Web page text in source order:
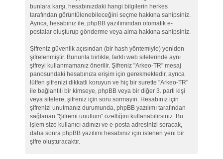
bunlara karşı, hesabınızdaki hangi bilgilerin herkes
tarafından görüntülenebileceğini seçme hakkına sahipsiniz.
Ayrıca, hesabınız ile, phpBB yazılımından otomatik e-
postalar oluşturup gönderme veya alma hakkına sahipsiniz.
Şifreniz güvenlik açısından (bir hash yöntemiyle) yeniden
şifrelenmiştir. Bununla birlikte, farklı web sitelerinde aynı
şifreyi kullanmamanız önerilir. Şifreniz "Arkeo-TR" mesaj
panosundaki hesabınıza erişim için gerekmektedir, ayrıca
lütfen şifrenizi dikkatli koruyun ve hiç bir surette "Arkeo-TR"
ile bağlantılı bir kimseye, phpBB veya bir diğer 3. parti kişi
veya sitelere, şifreniz için soru sormayın. Hesabınız için
şifrenizi unutmanız durumunda, phpBB yazılımı tarafından
sağlanan "Şifremi unuttum" özelliğini kullanabilirsiniz. Bu
işlem size kullanıcı adınızı ve e-posta adresinizi soracak,
daha sonra phpBB yazılımı hesabınız için istenen yeni bir
şifre oluşturacaktır.